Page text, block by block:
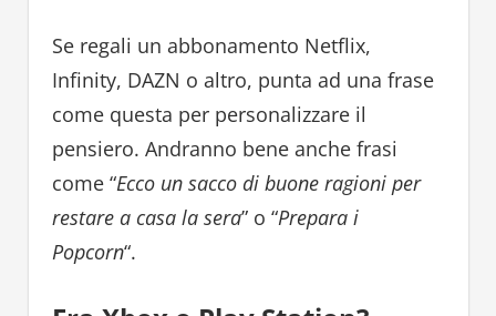
Se regali un abbonamento Netflix,
Infinity, DAZN o altro, punta ad una frase
come questa per personalizzare il
pensiero. Andranno bene anche frasi
come “Ecco un sacco di buone ragioni per
restare a casa la sera” o “Prepara i
Popcorn“.